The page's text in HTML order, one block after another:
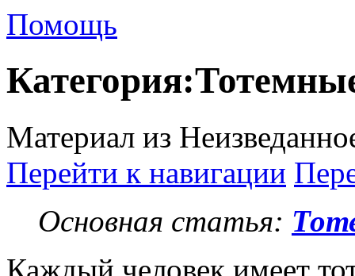
Помощь
Материал из
Перейти к навигации
Основная статья:
Каждый человек имеет